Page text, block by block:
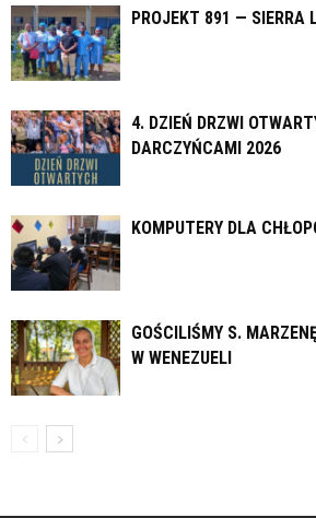
PROJEKT 891 — SIERRA
4. DZIEŃ DRZWI
DARCZYŃCAMI 2026
KOMPUTERY DLA
GOŚCILIŚMY S.
W WENEZUELI